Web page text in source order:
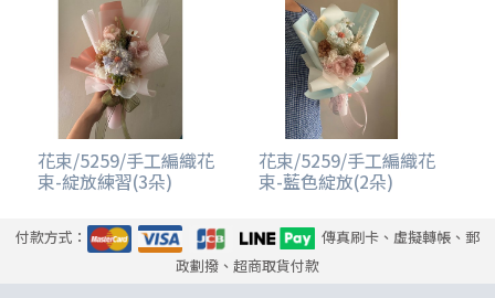
花束/5259/手工編織花
束-綻放練習(3朵)
花束/5259/手工編織花
束-藍色綻放(2朵)
付款方式：
傳真刷卡、虛擬轉帳、郵
政劃撥、超商取貨付款